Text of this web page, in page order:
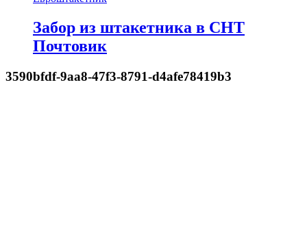
Забор из штакетника в СНТ
Почтовик
3590bfdf-9aa8-47f3-8791-d4afe78419b3